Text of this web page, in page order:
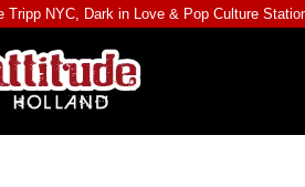
Tripp NYC, Dark in Love & Pop Culture